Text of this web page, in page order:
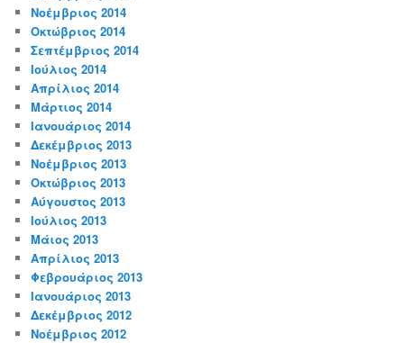
Νοέμβριος 2014
Οκτώβριος 2014
Σεπτέμβριος 2014
Ιούλιος 2014
Απρίλιος 2014
Μάρτιος 2014
Ιανουάριος 2014
Δεκέμβριος 2013
Νοέμβριος 2013
Οκτώβριος 2013
Αύγουστος 2013
Ιούλιος 2013
Μάιος 2013
Απρίλιος 2013
Φεβρουάριος 2013
Ιανουάριος 2013
Δεκέμβριος 2012
Νοέμβριος 2012